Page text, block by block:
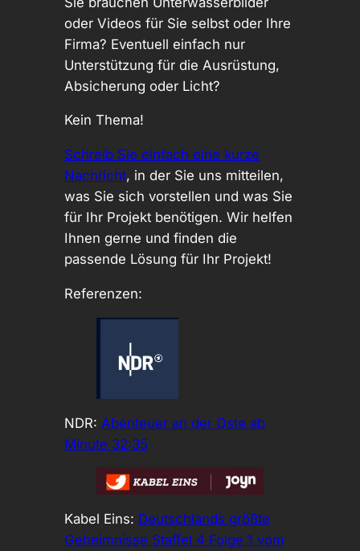
oder Videos für Sie selbst oder Ihre
Firma? Eventuell einfach nur
Unterstützung für die Ausrüstung,
Absicherung oder Licht?
Kein Thema!
Schreib Sie einfach eine kurze
Nachricht, in der Sie uns mitteilen,
was Sie sich vorstellen und was Sie
für Ihr Projekt benötigen. Wir helfen
Ihnen gerne und finden die
passende Lösung für Ihr Projekt!
Referenzen:
NDR: Abenteuer an der Oste ab
Minute 32:35
Kabel Eins: Deutschlands größte
Geheimnisse Staffel 4 Folge 1 vom